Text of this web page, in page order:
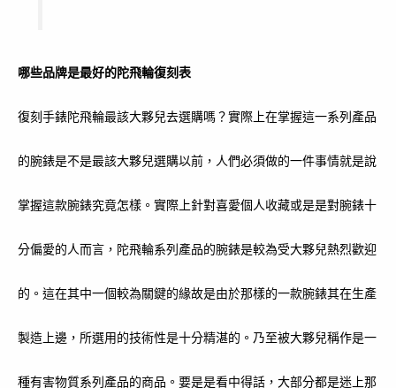
哪些品牌是最好的陀飛輪復刻表
復刻手錶陀飛輪最該大夥兒去選購嗎？實際上在掌握這一系列產品
的腕錶是不是最該大夥兒選購以前，人們必須做的一件事情就是說
掌握這款腕錶究竟怎樣。實際上針對喜愛個人收藏或是是對腕錶十
分偏愛的人而言，陀飛輪系列產品的腕錶是較為受大夥兒熱烈歡迎
的。這在其中一個較為關鍵的緣故是由於那樣的一款腕錶其在生產
製造上邊，所選用的技術性是十分精湛的。乃至被大夥兒稱作是一
種有害物質系列產品的商品。要是是看中得話，大部分都是迷上那